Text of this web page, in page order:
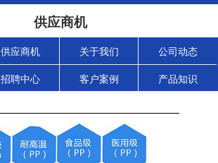
供应商机
供应商机 关于我们 公司动态
招聘中心 客户案例 产品知识